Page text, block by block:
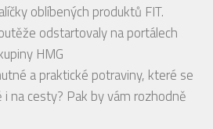
oblíbených produktů FIT.
odstartovaly na portálech
HMG
a praktické potraviny, které se
i na cesty? Pak by vám rozhodně